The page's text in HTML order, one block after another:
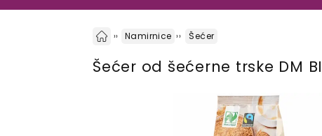
Namirnice Šećer
Šećer od šećerne trske DM